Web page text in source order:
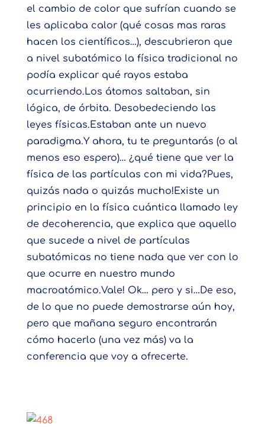
el cambio de color que sufrían cuando se
les aplicaba calor (qué cosas mas raras
hacen los científicos…), descubrieron que
a nivel subatómico la física tradicional no
podía explicar qué rayos estaba
ocurriendo.Los átomos saltaban, sin
lógica, de órbita. Desobedeciendo las
leyes físicas.Estaban ante un nuevo
paradigma.Y ahora, tu te preguntarás (o al
menos eso espero)… ¿qué tiene que ver la
física de las partículas con mi vida?Pues,
quizás nada o quizás mucho!Existe un
principio en la física cuántica llamado ley
de decoherencia, que explica que aquello
que sucede a nivel de partículas
subatómicas no tiene nada que ver con lo
que ocurre en nuestro mundo
macroatómico.Vale! Ok… pero y si…De eso,
de lo que no puede demostrarse aún hoy,
pero que mañana seguro encontrarán
cómo hacerlo (una vez más) va la
conferencia que voy a ofrecerte.